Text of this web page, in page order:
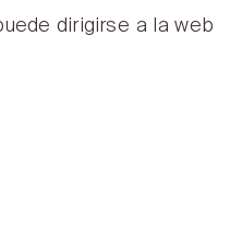
dirigirse a la web